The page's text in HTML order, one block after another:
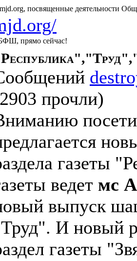
fmjd.org, посвященные
прямо сейчас!
2903 прочли)
газеты
ведет мс
выпуск
И новый
газеты